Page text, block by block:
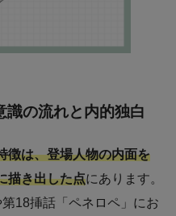
識の流れと内的独白
徴は、登場人物の内面を
描き出した点にあります。
18挿話「ペネロペ」にお